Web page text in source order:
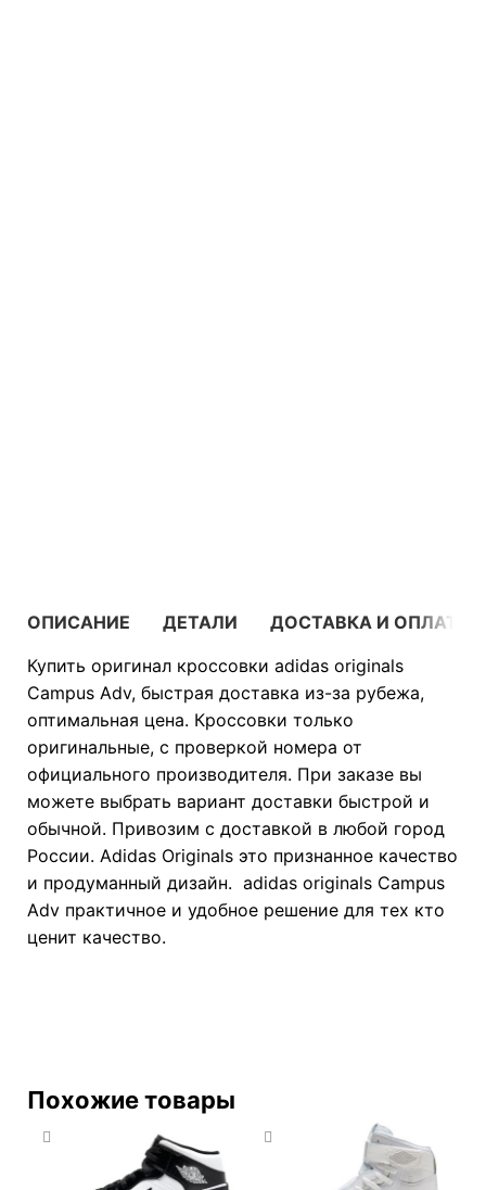
ОПИСАНИЕ ДЕТАЛИ
ДОСТАВКА И ОПЛАТА
Купить оригинал кроссовки adidas originals
Campus Adv, быстрая доставка из-за рубежа,
оптимальная цена. Кроссовки только
оригинальные, с проверкой номера от
официального производителя. При заказе вы
можете выбрать вариант доставки быстрой и
обычной. Привозим с доставкой в любой город
России. Adidas Originals это признанное качество
и продуманный дизайн. adidas originals Campus
Adv практичное и удобное решение для тех кто
ценит качество.
Похожие товары